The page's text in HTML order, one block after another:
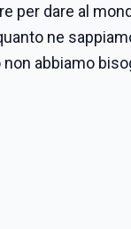
dare al
ne
abbiamo